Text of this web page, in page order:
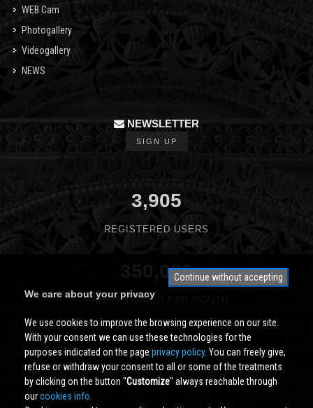
WEB Cam
Photogallery
Videogallery
NEWS
NEWSLETTER
SIGN UP
3,905
REGISTERED USERS
350,000
PAGES VIEWED PER MONTH
Continue without accepting
We care about your privacy
We use cookies to improve the browsing experience on our site.
With your consent we can use these technologies for the
purposes indicated on the page privacy policy. You can freely give,
refuse or withdraw your consent to all or some of the treatments
by clicking on the button ''Customize'' always reachable through
ourcookies info.